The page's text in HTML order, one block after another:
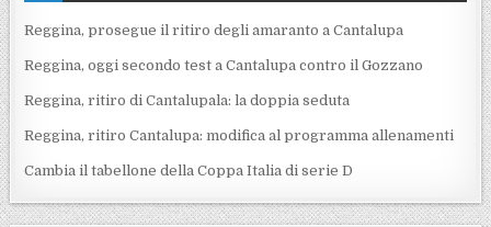
Reggina, prosegue il ritiro degli amaranto a Cantalupa
Reggina, oggi secondo test a Cantalupa contro il Gozzano
Reggina, ritiro di Cantalupala: la doppia seduta
Reggina, ritiro Cantalupa: modifica al programma allenamenti
Cambia il tabellone della Coppa Italia di serie D